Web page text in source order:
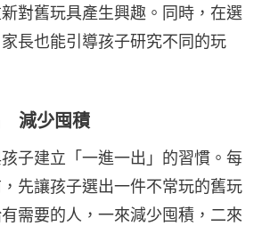
對舊玩具產生興趣。同時，在選
長也能引導孩子研究不同的玩
減少囤積
子建立「一進一出」的習慣。每
先讓孩子選出一件不常玩的舊玩
需要的人，一來減少囤積，二來